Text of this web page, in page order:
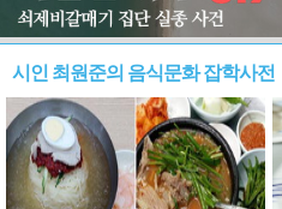
시인 최원준의 음식문화 잡학사전